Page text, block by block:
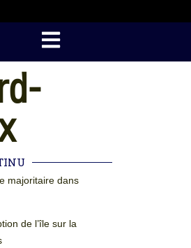
majoritaire dans
de l’île sur la